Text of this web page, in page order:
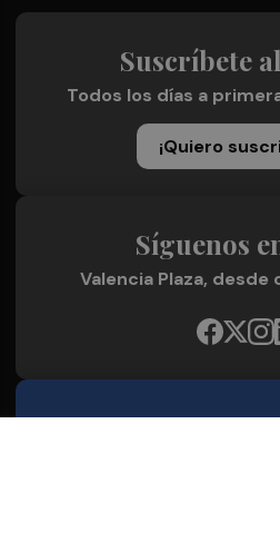
Suscríbete
Todos los días a
¡Quiero
Síguenos
Valencia Plaza,
Quienes